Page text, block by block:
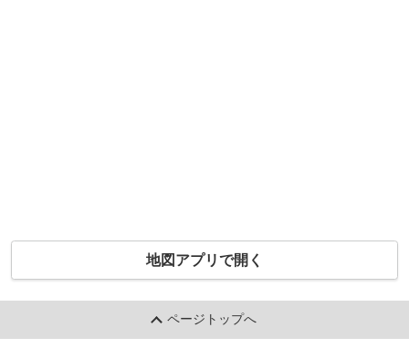
地図アプリで開く
ページトップへ